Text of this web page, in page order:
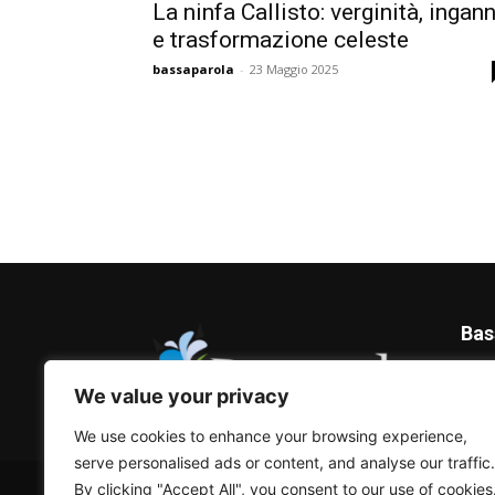
We value your privacy
We use cookies to enhance your browsing experience,
serve personalised ads or content, and analyse our traffic.
By clicking "Accept All", you consent to our use of cookies.
La ninfa Callisto: verginità,
e trasformazione celeste
bassaparola - 23 Maggio 2025
© Bassaparola.it 2015-2025